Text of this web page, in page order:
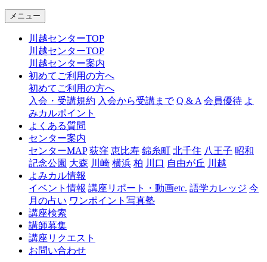
ャ
越
メニュー
川越センターTOP
川越センターTOP
川越センター案内
初めてご利用の方へ
初めてご利用の方へ
入会・受講規約 入会から受講まで Q & A 会員優待 よ
みカルポイント
よくある質問
センター案内
センターMAP 荻窪 恵比寿 錦糸町 北千住 八王子 昭和
記念公園 大森 川崎 横浜 柏 川口 自由が丘 川越
よみカル情報
イベント情報 講座リポート・動画etc. 語学カレッジ 今
月の占い ワンポイント写真塾
講座検索
講師募集
講座リクエスト
お問い合わせ